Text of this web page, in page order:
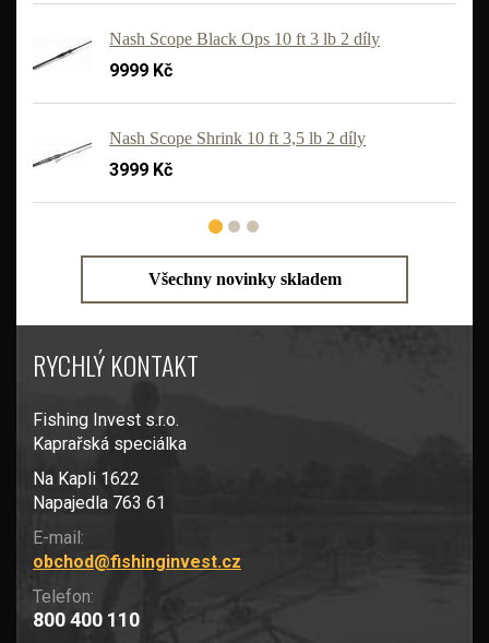
Nash Scope Black Ops 10 ft 3 lb 2 díly
9999 Kč
Nash Scope Shrink 10 ft 3,5 lb 2 díly
3999 Kč
Všechny novinky skladem
RYCHLÝ KONTAKT
Fishing Invest s.r.o.
Kaprařská speciálka
Na Kapli 1622
Napajedla 763 61
E-mail:
obchod@fishinginvest.cz
Telefon:
800 400 110